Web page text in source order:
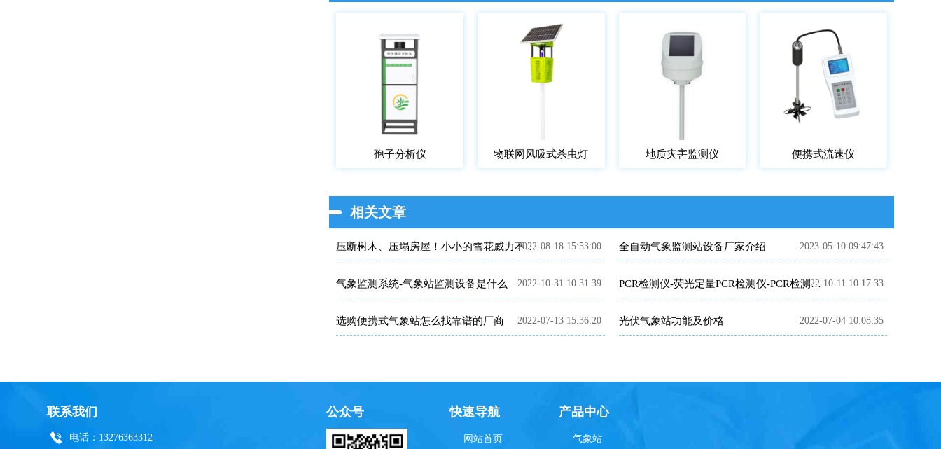
孢子分析仪 物联网风吸式杀虫灯 地质灾害监测仪 便携式流速仪
相关文章
压断树木、压塌房屋！小小的雪花威力不容忽视~雪量传感器产品介绍~
2022-08-18 15:53:00 全自动气象监测站设备厂家介绍 2023-05-10 09:47:43
气象监测系统-气象站监测设备是什么 2022-10-31 10:31:39 PCR检测仪-荧光定量PCR检测仪-PCR检测仪原理
2022-10-11 10:17:33
选购便携式气象站怎么找靠谱的厂商 2022-07-13 15:36:20 光伏气象站功能及价格 2022-07-04 10:08:35
联系我们
电话：13276363312
公众号 快速导航
网站首页
产品中心
气象站